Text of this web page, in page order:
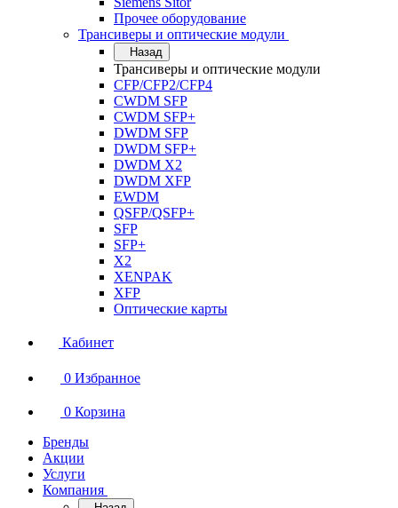
Прочее оборудование
Трансиверы и оптические модули
Назад
Трансиверы и оптические модули
CFP/CFP2/CFP4
CWDM SFP
CWDM SFP+
DWDM SFP
DWDM SFP+
DWDM X2
DWDM XFP
EWDM
QSFP/QSFP+
SFP
SFP+
X2
XENPAK
XFP
Оптические карты
Кабинет
0 Избранное
0 Корзина
Бренды
Акции
Услуги
Компания